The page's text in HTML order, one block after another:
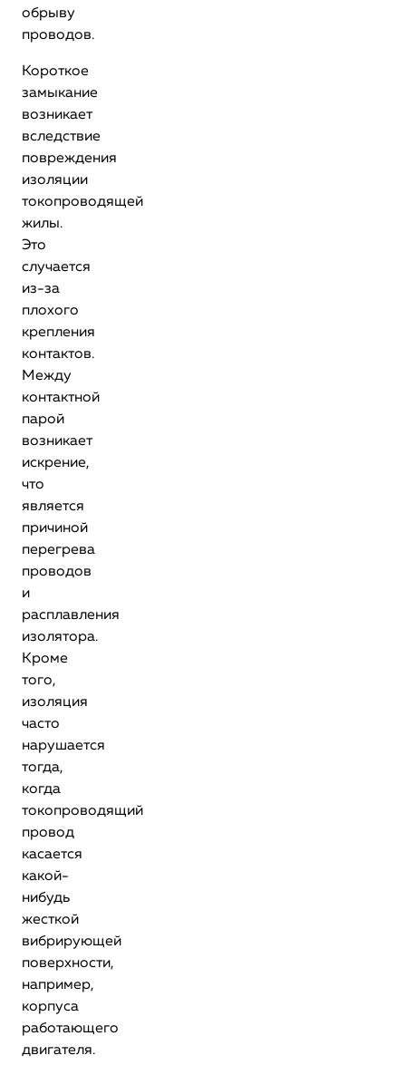
обрыву
проводов.
Короткое
замыкание
возникает
вследствие
повреждения
изоляции
токопроводящей
жилы.
Это
случается
из-за
плохого
крепления
контактов.
Между
контактной
парой
возникает
искрение,
что
является
причиной
перегрева
проводов
и
расплавления
изолятора.
Кроме
того,
изоляция
часто
нарушается
тогда,
когда
токопроводящий
провод
касается
какой-
нибудь
жесткой
вибрирующей
поверхности,
например,
корпуса
работающего
двигателя.